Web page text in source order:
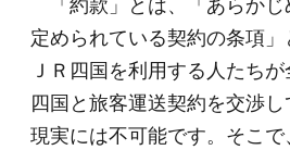
「約款」とは、「あらかじ
定められている契約の条項」
ＪＲ四国を利用する人たち
四国と旅客運送契約を交渉し
現実には不可能です。そこ